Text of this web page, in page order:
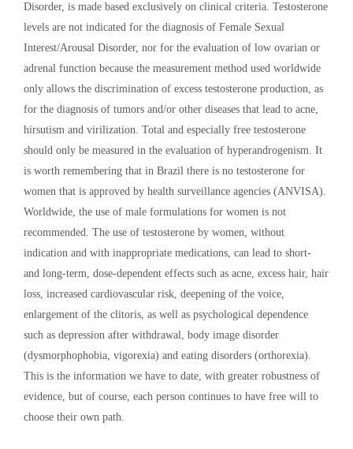
Disorder, is made based exclusively on clinical criteria. Testosterone
levels are not indicated for the diagnosis of Female Sexual
Interest/Arousal Disorder, nor for the evaluation of low ovarian or
adrenal function because the measurement method used worldwide
only allows the discrimination of excess testosterone production, as
for the diagnosis of tumors and/or other diseases that lead to acne,
hirsutism and virilization. Total and especially free testosterone
should only be measured in the evaluation of hyperandrogenism. It
is worth remembering that in Brazil there is no testosterone for
women that is approved by health surveillance agencies (ANVISA).
Worldwide, the use of male formulations for women is not
recommended. The use of testosterone by women, without
indication and with inappropriate medications, can lead to short-
and long-term, dose-dependent effects such as acne, excess hair, hair
loss, increased cardiovascular risk, deepening of the voice,
enlargement of the clitoris, as well as psychological dependence
such as depression after withdrawal, body image disorder
(dysmorphophobia, vigorexia) and eating disorders (orthorexia).
This is the information we have to date, with greater robustness of
evidence, but of course, each person continues to have free will to
choose their own path.